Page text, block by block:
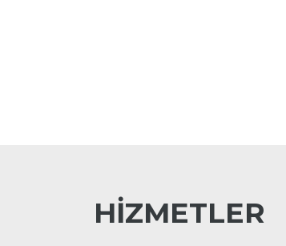
HİZMETLER